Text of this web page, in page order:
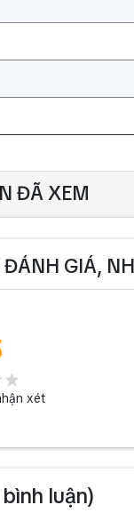
ĐÃ XEM
GIÁ,
xét
bình luận)